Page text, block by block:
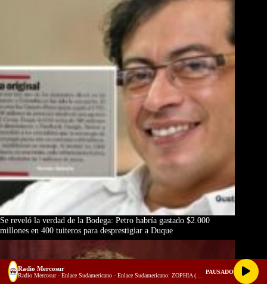
Se reveló la verdad de la Bodega: Petro habría gastado $2.000
millones en 400 tuiteros para desprestigiar a Duque
Radio Mercosur PAUSADO